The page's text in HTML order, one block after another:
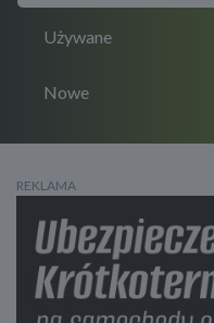
Używane
Nowe
REKLAMA